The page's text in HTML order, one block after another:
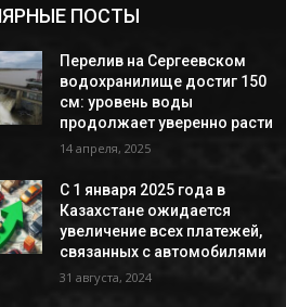
ПОСТЫ
Перелив на Сергеевском
водохранилище достиг 150
см: уровень воды
продолжает уверенно расти
14 апреля, 2025
С 1 января 2025 года в
Казахстане ожидается
увеличение всех платежей,
связанных с автомобилями
31 августа, 2024